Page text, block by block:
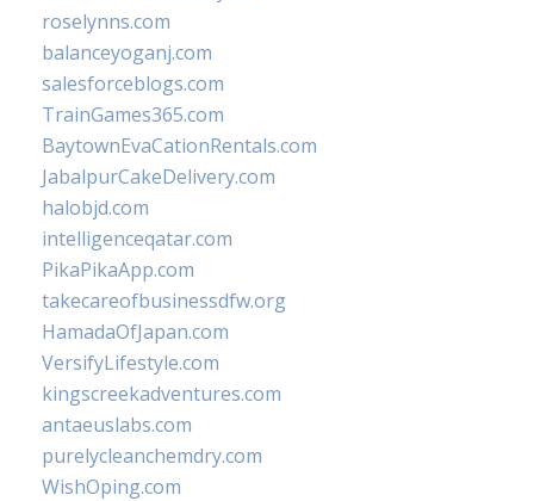
roselynns.com
balanceyoganj.com
salesforceblogs.com
TrainGames365.com
BaytownEvaCationRentals.com
JabalpurCakeDelivery.com
halobjd.com
intelligenceqatar.com
PikaPikaApp.com
takecareofbusinessdfw.org
HamadaOfJapan.com
VersifyLifestyle.com
kingscreekadventures.com
antaeuslabs.com
purelycleanchemdry.com
WishOping.com